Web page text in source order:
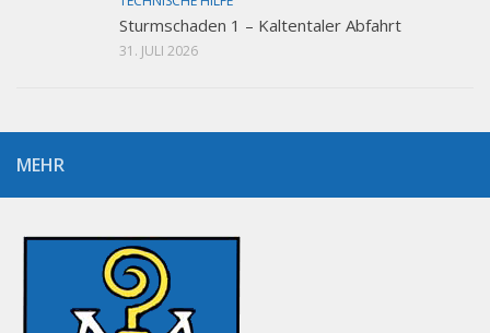
Sturmschaden 1 – Kaltentaler Abfahrt
31. JULI 2026
MEHR